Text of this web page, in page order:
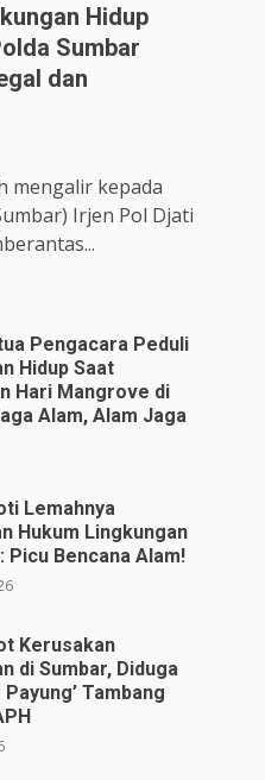
Hidup
Sumbar
dan
mengalir kepada
Irjen Pol Djati
Pengacara Peduli
Hidup Saat
Hari Mangrove di
Alam, Alam Jaga
Lemahnya
Hukum Lingkungan
Picu Bencana Alam!
Kerusakan
di Sumbar, Diduga
Payung’ Tambang